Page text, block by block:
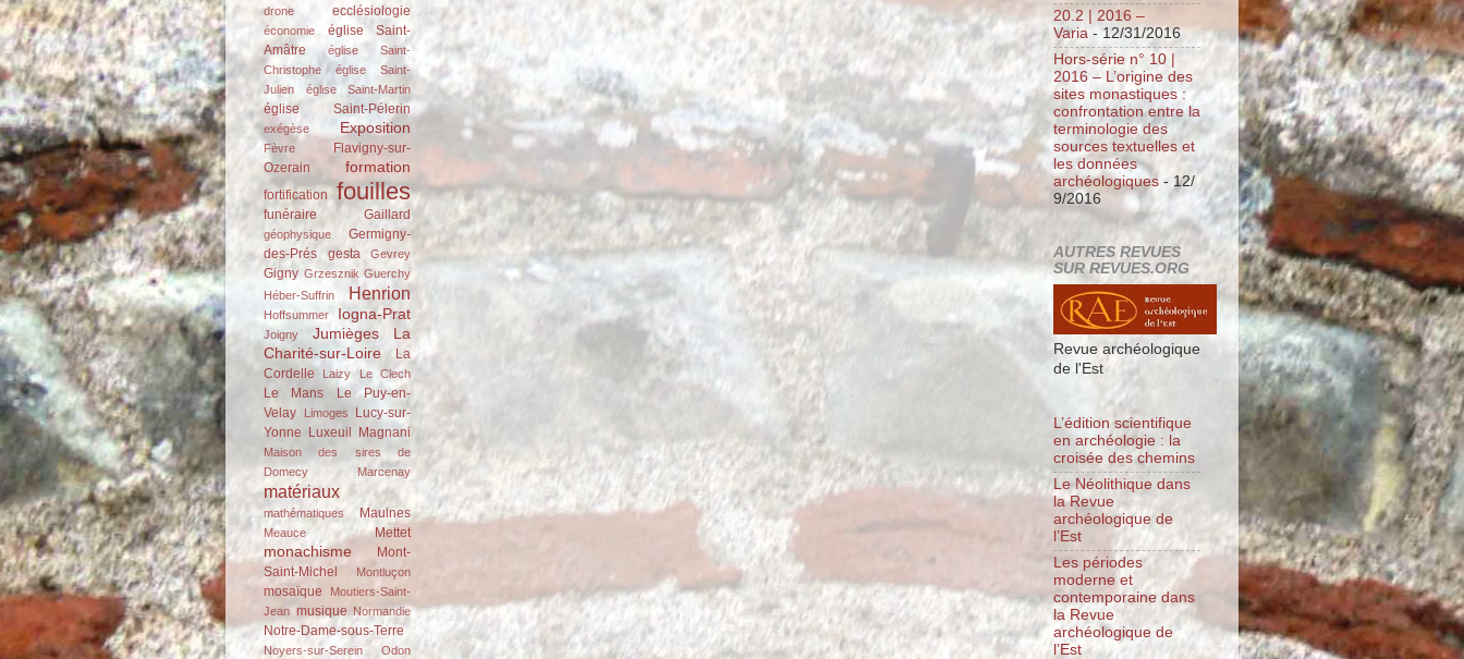
drone
ecclésiologie
économie
église Saint-
Amâtre
église Saint-
Christophe
église Saint-
Julien
église Saint-Martin
église Saint-Pélerin
exégèse Exposition
Fèvre
Flavigny-sur-
Ozerain
formation
fortification fouilles
funéraire Gaillard
géophysique
Germigny-
des-Prés
gesta Gevrey
Gigny Grzesznik Guerchy
Héber-Suffrin
Henrion
Hoffsummer Iogna-Prat
Joigny Jumièges
La
Charité-sur-Loire
La
Cordelle
Laizy Le Clech
Le Mans
Le Puy-en-
Velay
Limoges
Lucy-sur-
Yonne Luxeuil Magnani
Maison des sires de
Domecy
Marcenay
matériaux
mathématiques Maulnes
Meauce Mettet
monachisme
Mont-
Saint-Michel
Montluçon
mosaïque
Moutiers-Saint-
Jean musique Normandie
Notre-Dame-sous-Terre
Noyers-sur-Serein
Odon
20.2 | 2016 –
Varia - 12/31/2016
Hors-série n° 10 |
2016 – L’origine des
sites monastiques :
confrontation entre la
terminologie des
sources textuelles et
les données
archéologiques - 12/
9/2016
AUTRES REVUES
SUR REVUES.ORG
Revue archéologique
de l'Est
L’édition scientifique
en archéologie : la
croisée des chemins
Le Néolithique dans
la Revue
archéologique de
l’Est
Les périodes
moderne et
contemporaine dans
la Revue
archéologique de
l’Est